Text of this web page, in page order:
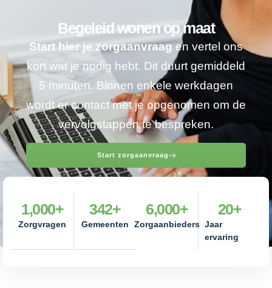
Begeleid wonen op maat
Start hier je zorgaanvraagen vertel ons
kort wat je nodig hebt. Dit duurt gemiddeld
5 minuten. Binnen enkele werkdagen
wordt er contact met je opgenomen om de
vervolgstappen te bespreken.
Start zorgaanvraag
Zorgvragen
1,000+
Gemeenten
342+
Zorgaanbieders
6,000+
Jaar
ervaring
20+